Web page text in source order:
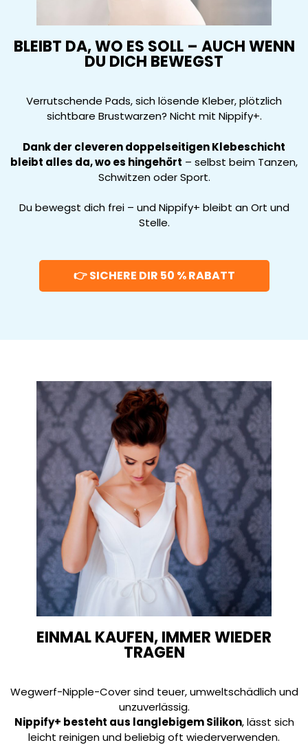
BLEIBT DA, WO ES SOLL – AUCH WENN
DU DICH BEWEGST
Verrutschende Pads, sich lösende Kleber, plötzlich
sichtbare Brustwarzen? Nicht mit Nippify+.
Dank der cleveren doppelseitigen Klebeschicht
bleibt alles da, wo es hingehört – selbst beim Tanzen,
Schwitzen oder Sport.
Du bewegst dich frei – und Nippify+ bleibt an Ort und
Stelle.
👉 SICHERE DIR 50 % RABATT
EINMAL KAUFEN, IMMER WIEDER
TRAGEN
Wegwerf-Nipple-Cover sind teuer, umweltschädlich und
unzuverlässig.
Nippify+ besteht aus langlebigem Silikon, lässt sich
leicht reinigen und beliebig oft wiederverwenden.